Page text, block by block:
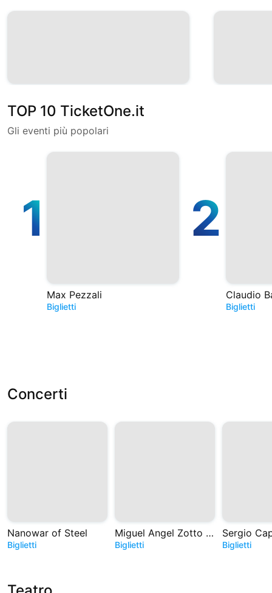
TOP 10 TicketOne.it
Gli eventi più popolari
1
Max Pezzali
Biglietti
2
Claudio
Biglietti
Concerti
Nanowar of Steel
Biglietti
Miguel Angel Zotto - Tango. Historias de Astor
Biglietti Biglietti